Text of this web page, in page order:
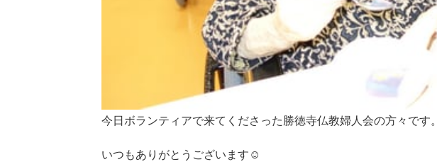
今日ボランティアで来てくださった勝徳寺仏教婦人会の方々です。
いつもありがとうございます☺